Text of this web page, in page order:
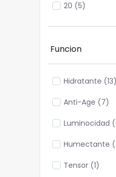
20 (5)
Funcion
Hidratante (13)
Anti-Age (7)
Luminocidad (
Humectante (
Tensor (1)